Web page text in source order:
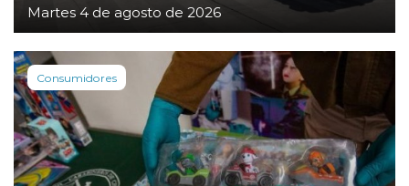
Martes 4 de agosto de 2026
Consumidores